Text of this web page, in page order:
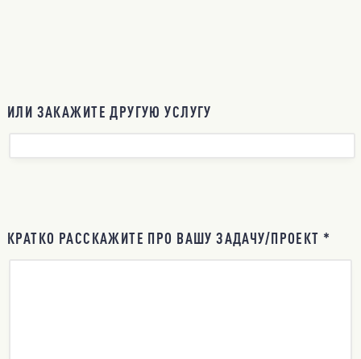
ИЛИ ЗАКАЖИТЕ ДРУГУЮ УСЛУГУ
КРАТКО РАССКАЖИТЕ ПРО ВАШУ ЗАДАЧУ/ПРОЕКТ *